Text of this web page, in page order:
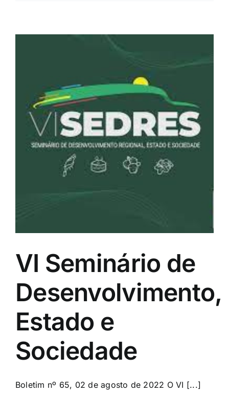
VI Seminário de
Desenvolvimento,
Estado e
Sociedade
Boletim nº 65, 02 de agosto de 2022 O VI [...]